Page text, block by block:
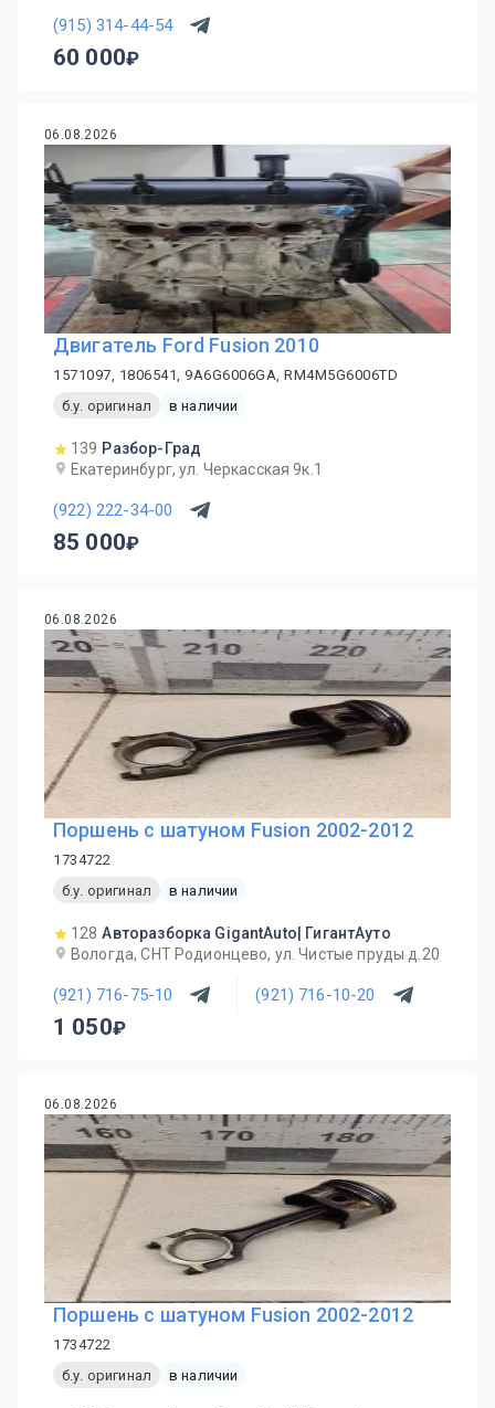
(915) 314-44-54
60 000
06.08.2026
Двигатель Ford Fusion 2010
1571097, 1806541, 9A6G6006GA, RM4M5G6006TD
б.у. оригинал
в наличии
139 Разбор-Град
Екатеринбург, ул. Черкасская 9к.1
(922) 222-34-00
85 000
06.08.2026
Поршень с шатуном Fusion 2002-2012
1734722
б.у. оригинал
в наличии
128 Авторазборка GigantAuto| ГигантАуто
Вологда, СНТ Родионцево, ул. Чистые пруды д.20
(921) 716-75-10 (921) 716-10-20
1 050
06.08.2026
Поршень с шатуном Fusion 2002-2012
1734722
б.у. оригинал
в наличии